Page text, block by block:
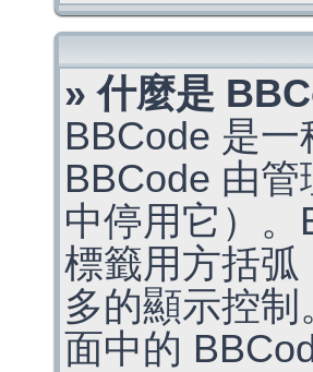
» 什麼是
BBCode 是
BBCode 由
中停用它）
標籤用方括
多的顯示控
面中的